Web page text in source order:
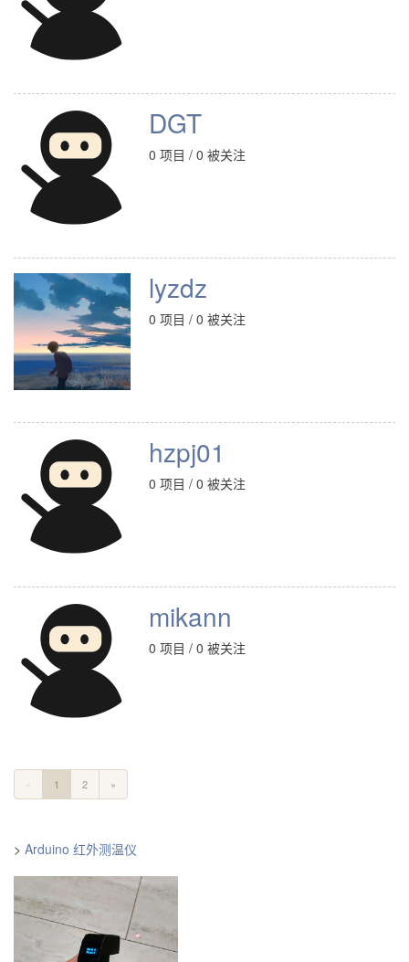
DGT
0 项目 / 0 被关注
lyzdz
0 项目 / 0 被关注
hzpj01
0 项目 / 0 被关注
mikann
0 项目 / 0 被关注
« 1 2 »
> Arduino 红外测温仪